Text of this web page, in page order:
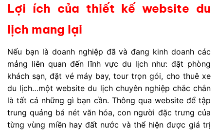
Lợi ích của thiết kế website du
lịch mang lại
Nếu bạn là doanh nghiệp đã và đang kinh doanh các
mảng liên quan đến lĩnh vực du lịch như: đặt phòng
khách sạn, đặt vé máy bay, tour trọn gói, cho thuê xe
du lịch…một website du lịch chuyên nghiệp chắc chắn
là tất cả những gì bạn cần. Thông qua website để tập
trung quảng bá nét văn hóa, con người đặc trưng của
từng vùng miền hay đất nước và thể hiện được giá trị